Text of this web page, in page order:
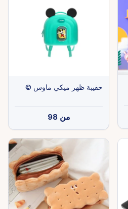
حقيبة ظهر ميكي ماوس ©
من 98